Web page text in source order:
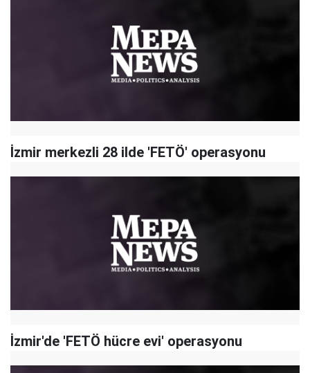
İzmir merkezli 28 ilde 'FETÖ' operasyonu
İzmir'de 'FETÖ hücre evi' operasyonu